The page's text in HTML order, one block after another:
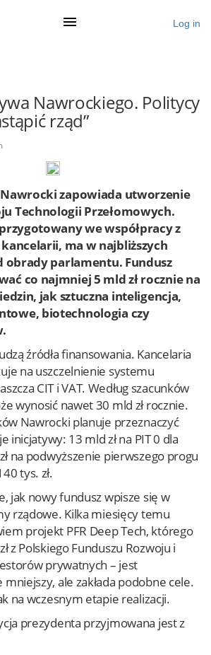
Clascal
Log in
Nawrockiego. Politycy
rząd”
zapowiada utworzenie
Technologii Przełomowych.
we współpracy z
ma w najbliższych
obrady parlamentu. Fundusz
co najmniej 5 mld zł rocznie na
jak sztuczna inteligencja,
biotechnologia czy
źródła finansowania. Kancelaria
na uszczelnienie systemu
CIT i VAT. Według szacunków
wynosić nawet 30 mld zł rocznie.
Nawrocki planuje przeznaczyć
inicjatywy: 13 mld zł na PIT 0 dla
na podwyższenie pierwszego progu
tys. zł.
jak nowy fundusz wpisze się w
rządowe. Kilka miesięcy temu
projekt PFR Deep Tech, którego
z Polskiego Funduszu Rozwoju i
prywatnych – jest
ale zakłada podobne cele.
na wczesnym etapie realizacji.
prezydenta przyjmowana jest z